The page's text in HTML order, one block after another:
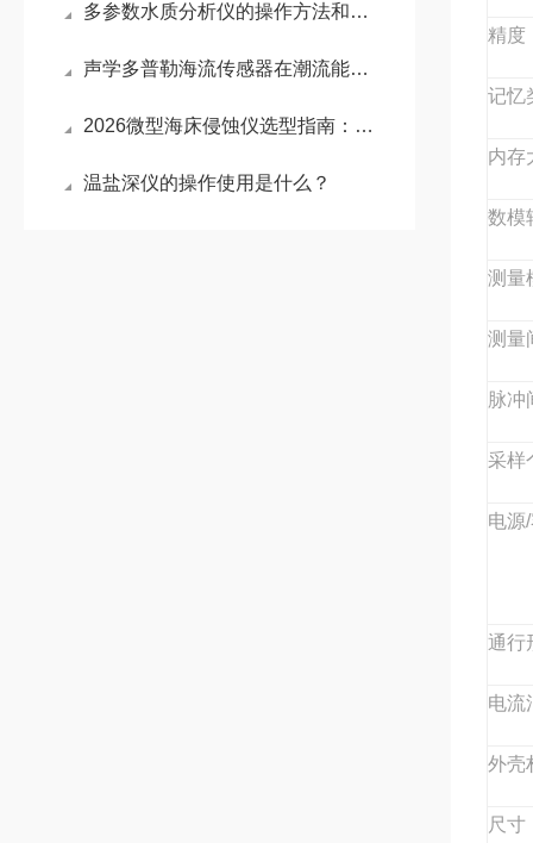
多参数水质分析仪的操作方法和应用途径
声学多普勒海流传感器在潮流能开发中的作用体现
2026微型海床侵蚀仪选型指南：国产替代加速下的性价比代理渠道全解析！
温盐深仪的操作使用是什么？
精度
记忆
内存
数模
测量
测量
脉冲
采样
电源
通行
电流
外壳
尺寸